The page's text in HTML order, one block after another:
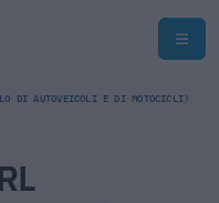
DI AUTOVEICOLI E DI MOTOCICLI)